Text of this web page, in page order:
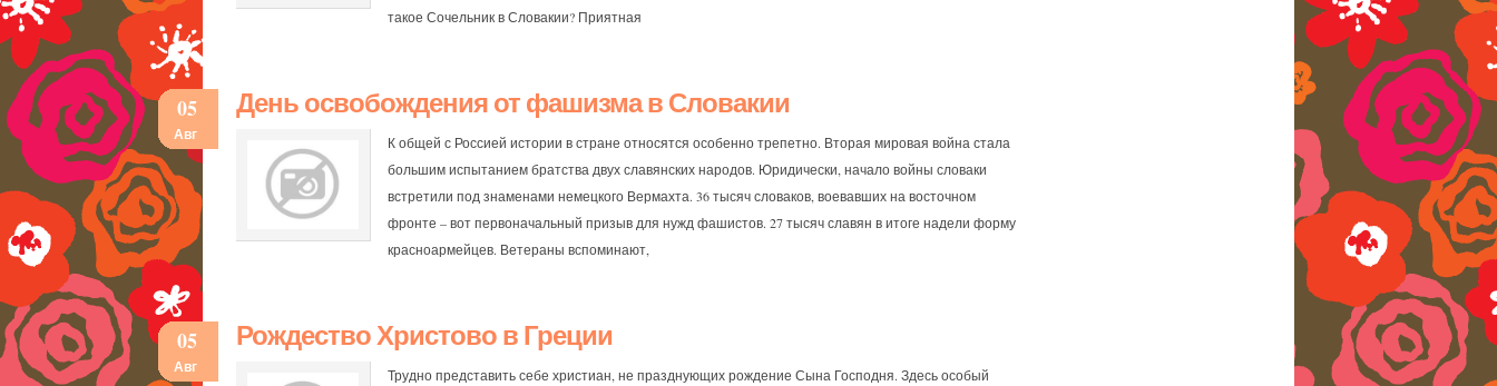
такое Сочельник в Словакии? Приятная
05
Авг
День освобождения от фашизма в Словакии
К общей с Россией истории в стране относятся особенно трепетно. Вторая мировая война стала
большим испытанием братства двух славянских народов. Юридически, начало войны словаки
встретили под знаменами немецкого Вермахта. 36 тысяч словаков, воевавших на восточном
фронте – вот первоначальный призыв для нужд фашистов. 27 тысяч славян в итоге надели форму
красноармейцев. Ветераны вспоминают,
05
Авг
Рождество Христово в Греции
Трудно представить себе христиан, не празднующих рождение Сына Господня. Здесь особый